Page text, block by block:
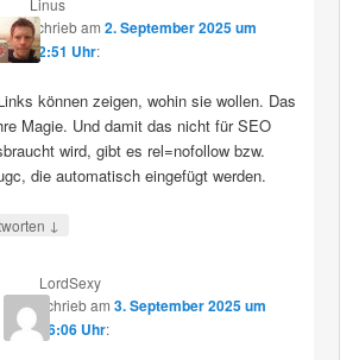
Linus
schriebam2. September 2025 um
12:51 Uhr:
können zeigen, wohin sie wollen. Das
Magie. Und damit das nicht für SEO
wird, gibt es rel=nofollow bzw.
die automatisch eingefügt werden.
↓
LordSexy
schriebam 3. September 2025 um
16:06 Uhr: